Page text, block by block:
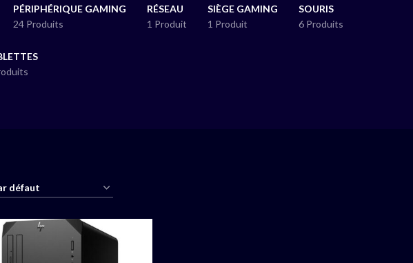
PÉRIPHÉRIQUE GAMING
24 Produits
RÉSEAU
1 Produit
SIÈGE GAMING
1 Produit
SOURIS
6 Produits